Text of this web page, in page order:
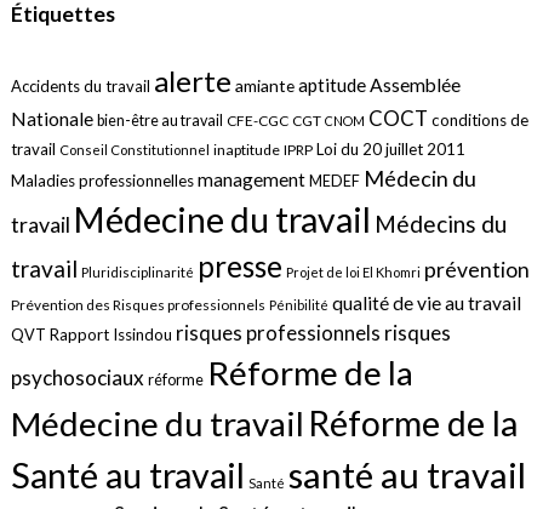
Étiquettes
Accidents du travail alerte amianteaptitudeAssemblée
Nationale bien-être au travail CFE-CGC CGT CNOM COCT conditions de
travail Conseil Constitutionnel inaptitude IPRP Loi du 20 juillet 2011
Maladies professionnellesmanagement MEDEF Médecin du
travail Médecine du travail Médecins du
travail Pluridisciplinarité presse Projet de loi El Khomri prévention
Prévention des Risques professionnels Pénibilité qualité de vie au travail
QVT Rapport Issindou risques professionnels risques
psychosociaux réforme Réforme de la
Médecine du travail Réforme de la
Santé au travail Santé santé au travail